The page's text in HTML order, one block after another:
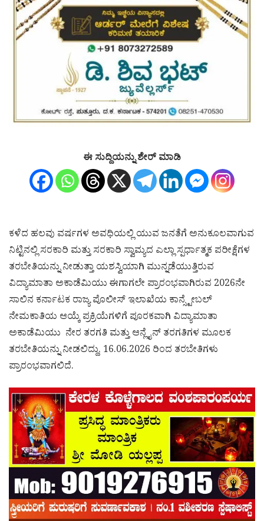
ಈ ಸುದ್ದಿಯನ್ನು ಶೇರ್ ಮಾಡಿ
ಕಳೆದ ಹಲವು ವರ್ಷಗಳ ಅವಧಿಯಲ್ಲಿ ಯುವ ಜನತೆಗೆ ಅನುಕೂಲವಾಗುವ
ನಿಟ್ಟಿನಲ್ಲಿ ಸರಕಾರಿ ಮತ್ತು ಸರಕಾರಿ ಸ್ವಾಮ್ಯದ ಎಲ್ಲಾ ಸ್ಪರ್ಧಾತ್ಮಕ ಪರೀಕ್ಷೆಗಳ
ತರಬೇತಿಯನ್ನು ನೀಡುತ್ತಾ ಯಶಸ್ವಿಯಾಗಿ ಮುನ್ನಡೆಯುತ್ತಿರುವ
ವಿದ್ಯಾಮಾತಾ ಅಕಾಡೆಮಿಯು ಈಗಾಗಲೇ ಪ್ರಾರಂಭವಾಗಿರುವ 2026ನೇ
ಸಾಲಿನ ಕರ್ನಾಟಕ ರಾಜ್ಯ ಪೊಲೀಸ್ ಇಲಾಖೆಯ ಕಾನ್ಸ್ಟೇಬಲ್
ನೇಮಕಾತಿಯ ಆಯ್ಕೆ ಪ್ರಕ್ರಿಯೆಗಳಿಗೆ ಪೂರಕವಾಗಿ ವಿದ್ಯಾಮಾತಾ
ಅಕಾಡೆಮಿಯು ನೇರ ತರಗತಿ ಮತ್ತು ಆನ್ಲೈನ್ ತರಗತಿಗಳ ಮೂಲಕ
ತರಬೇತಿಯನ್ನು ನೀಡಲಿದ್ದು, 16.06.2026 ರಿಂದ ತರಬೇತಿಗಳು
ಪ್ರಾರಂಭವಾಗಲಿದೆ.